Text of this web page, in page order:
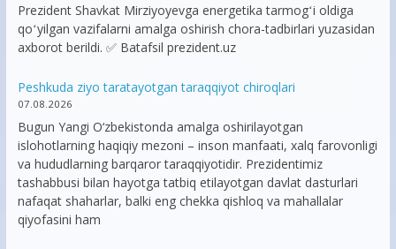
Prezident Shavkat Mirziyoyevga energetika tarmogʻi oldiga
qoʻyilgan vazifalarni amalga oshirish chora-tadbirlari yuzasidan
axborot berildi. ✅ Batafsil prezident.uz
Peshkuda ziyo taratayotgan taraqqiyot chiroqlari
07.08.2026
Bugun Yangi O‘zbekistonda amalga oshirilayotgan
islohotlarning haqiqiy mezoni – inson manfaati, xalq farovonligi
va hududlarning barqaror taraqqiyotidir. Prezidentimiz
tashabbusi bilan hayotga tatbiq etilayotgan davlat dasturlari
nafaqat shaharlar, balki eng chekka qishloq va mahallalar
qiyofasini ham